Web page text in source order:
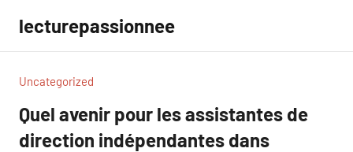
contenu
lecturepassionnee
Uncategorized
Quel avenir pour les assistantes de
direction indépendantes dans